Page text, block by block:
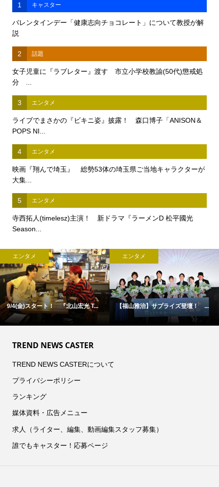
1 キャスター
バレンタインデー「健康志向チョコレート」について教授が解
説
2 話題
女子児童に『ラブレター』渡す 市立小学校教諭(50代)懲戒処
分 ...
3 エンタメ
ライブでまさかの『ビキニ姿』披露！ 森口博子「ANISON＆
POPS NI...
4 エンタメ
映画『翔んで埼玉』 総勢53体の埼玉県ご当地キャラクターが
大集...
5 エンタメ
寺西拓人(timelesz)主演！ 新ドラマ『ラーメンD 松平國光
Season...
エンタメ
9/4(金)スタート！ 『北山宏光 T...
エンタメ
【福山雅治】サプライズ登壇！ ...
TREND NEWS CASTER
TREND NEWS CASTERについて
プライバシーポリシー
ランキング
媒体資料・広告メニュー
求人（ライター、編集、動画編集スタッフ募集）
誰でもキャスター！応募ページ